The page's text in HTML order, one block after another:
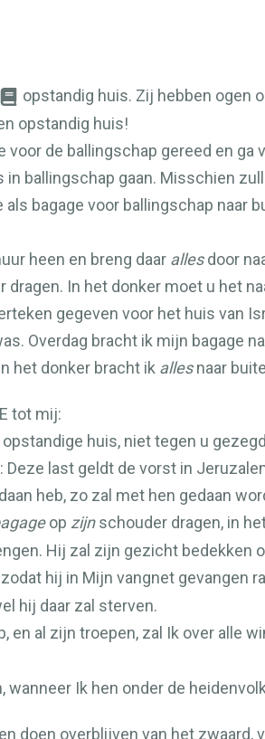
opstandig huis. Zij hebben ogen
opstandig huis!
voor de ballingschap gereed en
in ballingschap gaan. Misschien
bagage voor ballingschap naar
heen en breng daar allesdoor
In het donker moet u het
gegeven voor het huis van
Overdag bracht ik mijn bagage
het donker bracht ik allesnaar
tot mij:
huis, niet tegen u
: Deze last geldt de vorst in
heb, zo zal met hen gedaan
op zijnschouder dragen, in
Hij zal zijn gezicht bedekken
hij in Mijn vangnet gevangen
hij daar zal sterven.
en al zijn troepen, zal Ik over alle
wanneer Ik hen onder de
doen overblijven van het zwaard,